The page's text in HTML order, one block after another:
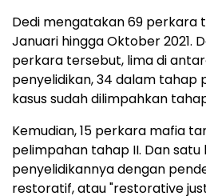
Dedi mengatakan 69
Januari hingga Oktober 2021.
perkara tersebut, lima di
penyelidikan, 34 dalam tahap
kasus sudah dilimpahkan
Kemudian, 15 perkara mafia
pelimpahan tahap II. Dan satu
penyelidikannya dengan
restoratif, atau "restorative